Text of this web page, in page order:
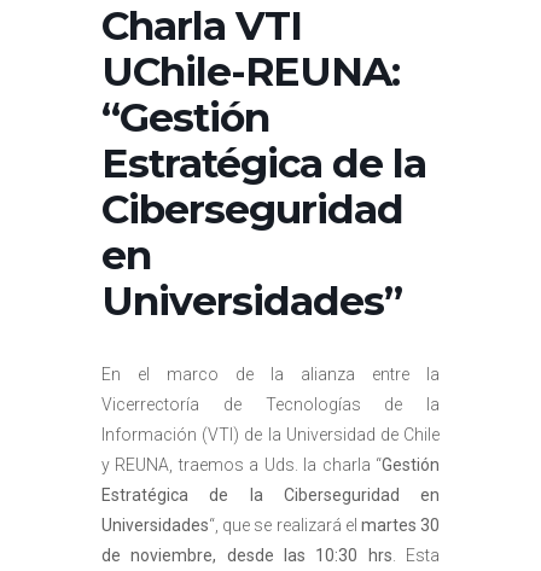
Charla VTI
UChile-REUNA:
“Gestión
Estratégica de la
Ciberseguridad
en
Universidades”
En el marco de la alianza entre la
Vicerrectoría de Tecnologías de la
Información (VTI) de la Universidad de Chile
y REUNA, traemos a Uds. la charla “Gestión
Estratégica de la Ciberseguridad en
Universidades“, que se realizará el martes 30
de noviembre, desde las 10:30 hrs. Esta